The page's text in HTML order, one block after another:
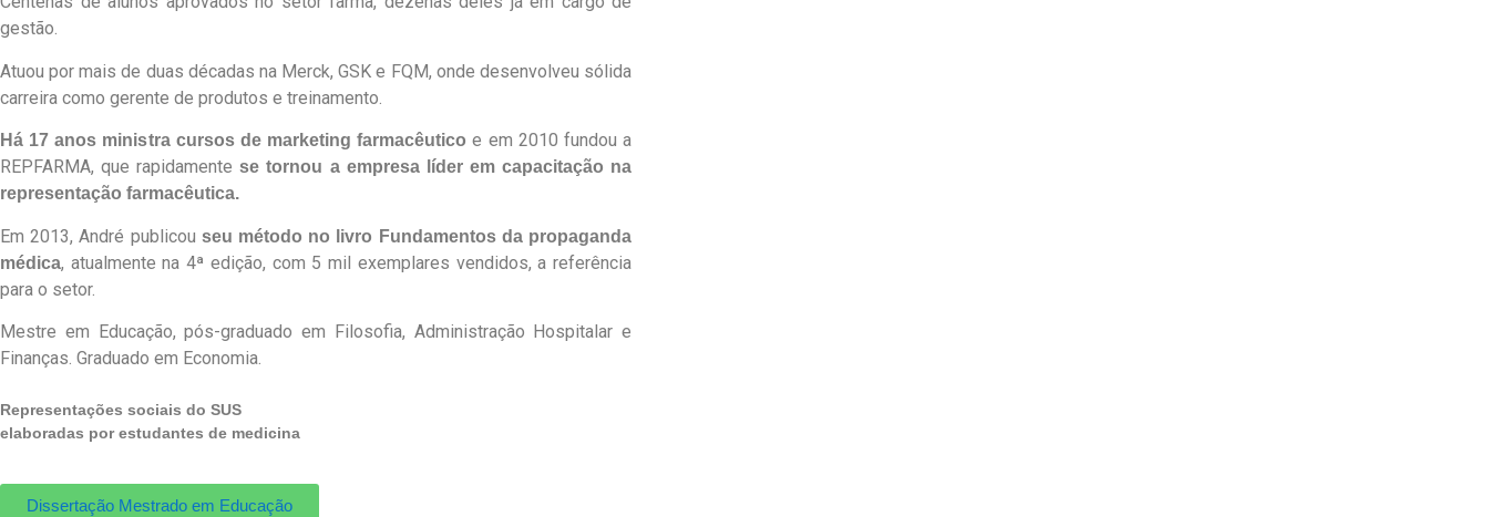
gestão.
Atuou por mais de duas décadas na Merck, GSK e FQM, onde desenvolveu sólida
carreira como gerente de produtos e treinamento.
Há 17 anos ministra cursos de marketing farmacêutico e em 2010 fundou a
REPFARMA, que rapidamentese tornou a empresa líder em capacitação na
representação farmacêutica.
Em 2013, André publicou seu método no livro Fundamentos da propaganda
médica, atualmente na 4ª edição, com 5 mil exemplares vendidos, a referência
para o setor.
Mestre em Educação, pós-graduado em Filosofia, Administração Hospitalar e
Finanças. Graduado em Economia.
Representações sociais do SUS
elaboradas por estudantes de medicina
Dissertação Mestrado em Educação